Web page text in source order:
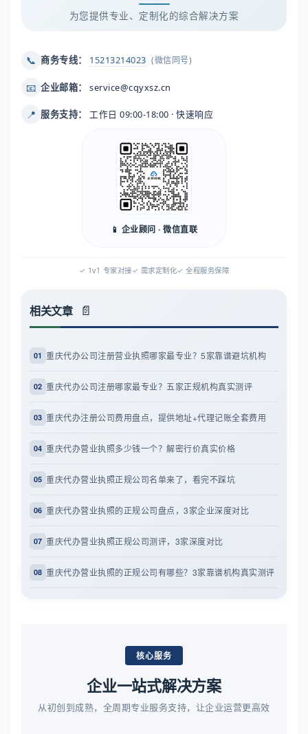
为您提供专业、定制化的综合解决方案
📞 商务专线： 15213214023 (微信同号)
📧 企业邮箱： service@cqyxsz.cn
📍 服务支持： 工作日 09:00-18:00 · 快速响应
📱 企业顾问 · 微信直联
✓ 1v1 专家对接✓ 需求定制化✓ 全程服务保障
相关文章
01 重庆代办公司注册营业执照哪家最专业？5家靠谱避坑机构
02 重庆代办公司注册哪家最专业？五家正规机构真实测评
03 重庆代办注册公司费用盘点，提供地址+代理记账全套费用
04 重庆代办营业执照多少钱一个？解密行价真实价格
05 重庆代办营业执照正规公司名单来了，看完不踩坑
06 重庆代办营业执照的正规公司盘点，3家企业深度对比
07 重庆代办营业执照正规公司测评，3家深度对比
08 重庆代办营业执照的正规公司有哪些？3家靠谱机构真实测评
核心服务
企业一站式解决方案
从初创到成熟，全周期专业服务支持，让企业运营更高效